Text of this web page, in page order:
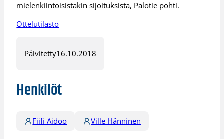
mielenkiintoisistakin sijoituksista, Palotie pohti.
Ottelutilasto
Päivitetty16.10.2018
Henkilöt
Fiifi Aidoo Ville Hänninen